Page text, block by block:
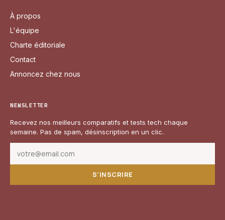
À propos
L'équipe
Charte éditoriale
Contact
Annoncez chez nous
NEWSLETTER
Recevez nos meilleurs comparatifs et tests tech chaque
semaine. Pas de spam, désinscription en un clic.
S'INSCRIRE